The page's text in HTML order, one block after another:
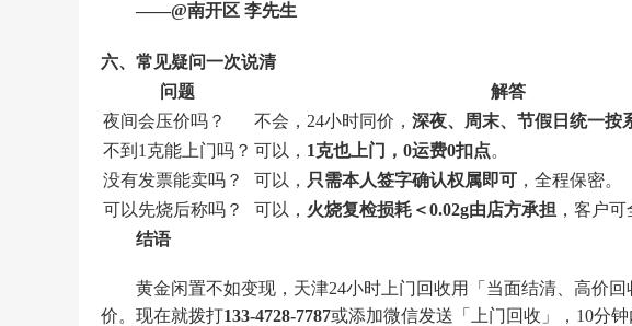
——@南开区 李先生
六、常见疑问一次说清
问题
解答
夜间会压价吗？
不会，24小时同价， 深夜、周末、节假日统一按
不到1克能上门吗？ 可以， 1克也上门，0运费0扣点。
没有发票能卖吗？
可以， 只需本人签字确认权属即可 ，全程保密。
可以先烧后称吗？
可以， 火烧复检损耗＜0.02g由店方承担 ，客户可
结语
黄金闲置不如变现，天津24小时上门回收用「当面结清、高价回
价。现在就拨打133-4728-7787或添加微信发送「上门回收」，10分